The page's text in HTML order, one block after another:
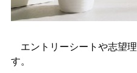
エントリーシートや志望
す。